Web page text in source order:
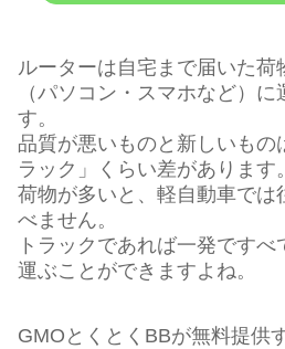
ルーターは自宅まで届いた荷
（パソコン・スマホなど）
す。
品質が悪いものと新しいもの
ラック」くらい差があります。
荷物が多いと、軽自動車では
べません。
トラックであれば一発です
運ぶことができますよね。
GMOとくとくBBが無料提供